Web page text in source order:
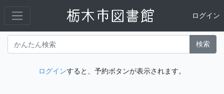
ログイン
検索
ログインすると、予約ボタンが表示されます。